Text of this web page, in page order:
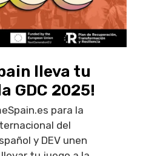
lleva tu
GDC 2025!
para la
del
y DEV unen